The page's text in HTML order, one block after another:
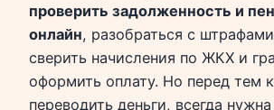
проверить задолженность и
онлайн, разобраться с
сверить начисления по ЖКХ и
оформить оплату. Но перед тем
переводить деньги, всегда нужна